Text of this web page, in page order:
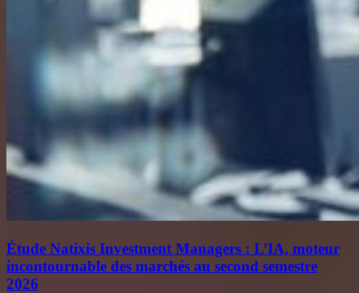
Étude Natixis Investment Managers : L’IA, moteur
incontournable des marchés au second semestre
2026